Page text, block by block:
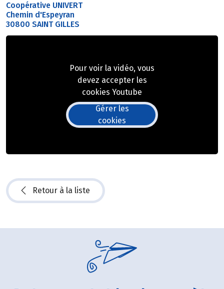
Coopérative UNIVERT
Chemin d'Espeyran
30800 SAINT GILLES
Pour voir la vidéo, vous
devez accepter les
cookies Youtube
Gérer les
cookies
Retour à la liste